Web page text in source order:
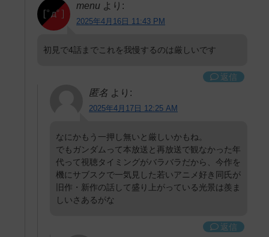
menu より:
2025年4月16日 11:43 PM
初見で4話までこれを我慢するのは厳しいです
返信
匿名 より:
2025年4月17日 12:25 AM
なにかもう一押し無いと厳しいかもね。
でもガンダムって本放送と再放送で観なかった年
代って視聴タイミングがバラバラだから、今作を
機にサブスクで一気見した若いアニメ好き同氏が
旧作・新作の話して盛り上がっている光景は羨ま
しいさあるがな
返信